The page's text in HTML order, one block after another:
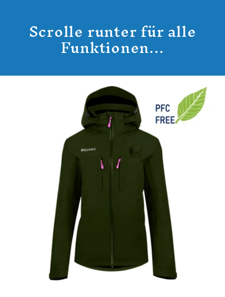
Scrolle runter für alle
Funktionen...